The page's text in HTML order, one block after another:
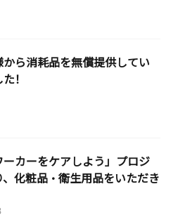
ら消耗品を無償提供してい
！
ーカーをケアしよう」プロジ
化粧品・衛生用品をいただき